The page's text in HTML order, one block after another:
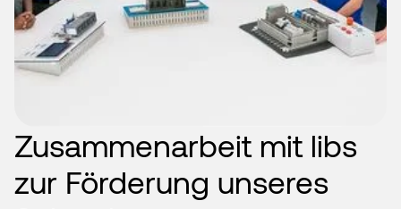
Zusammenarbeit mit libs
zur Förderung unseres